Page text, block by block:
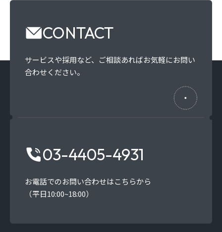
CONTACT
サービスや採用など、 ご相談あればお気軽にお問い
合わせください。
03-4405-4931
お電話でのお問い合わせはこちらから
（平日10:00~18:00）